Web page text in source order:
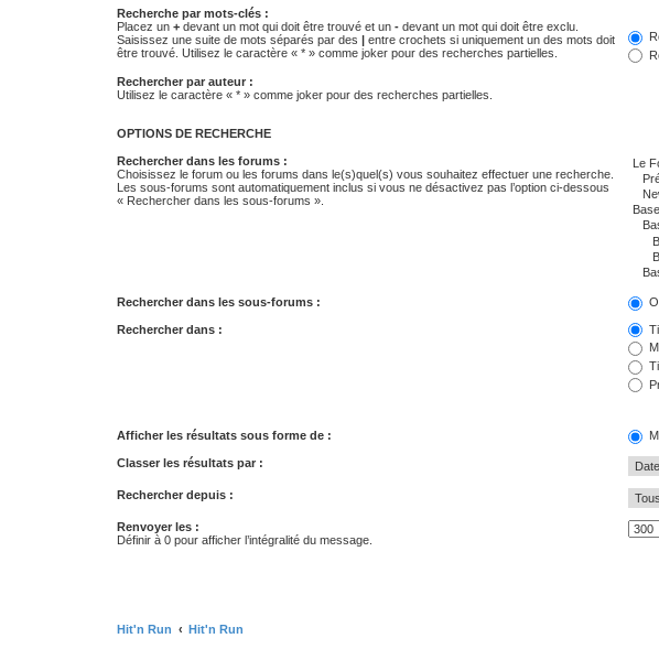
Recherche par mots-clés :
Placez un + devant un mot qui doit être trouvé et un - devant un mot qui doit être exclu.
Saisissez une suite de mots séparés par des | entre crochets si uniquement un des mots doit
être trouvé. Utilisez le caractère « * » comme joker pour des recherches partielles.
Rechercher par auteur :
Utilisez le caractère « * » comme joker pour des recherches partielles.
OPTIONS DE RECHERCHE
Rechercher dans les forums :
Choisissez le forum ou les forums dans le(s)quel(s) vous souhaitez effectuer une recherche.
Les sous-forums sont automatiquement inclus si vous ne désactivez pas l’option ci-dessous
« Rechercher dans les sous-forums ».
Rechercher dans les sous-forums :
Rechercher dans :
Afficher les résultats sous forme de :
Classer les résultats par :
Rechercher depuis :
Renvoyer les :
Définir à 0 pour afficher l’intégralité du message.
Hit'n Run Hit'n Run